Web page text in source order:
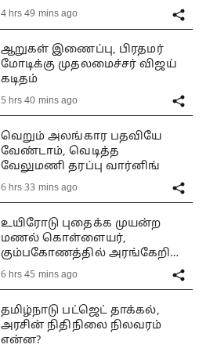
4 hrs 49 mins ago
ஆறுகள் இணைப்பு, பிரதமர்
மோடிக்கு முதலமைச்சர் விஜய்
கடிதம்
5 hrs 40 mins ago
வெறும் அலங்கார பதவியே
வேண்டாம், வெடித்த
வேலுமணி தரப்பு வார்னிங்
6 hrs 33 mins ago
உயிரோடு புதைக்க முயன்ற
மணல் கொள்ளையர்,
கும்பகோணத்தில் அரங்கேறிய
பயங்கரம்
6 hrs 45 mins ago
தமிழ்நாடு பட்ஜெட் தாக்கல்,
அரசின் நிதிநிலை நிலவரம்
என்ன?